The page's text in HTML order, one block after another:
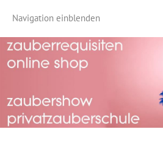
Navigation einblenden